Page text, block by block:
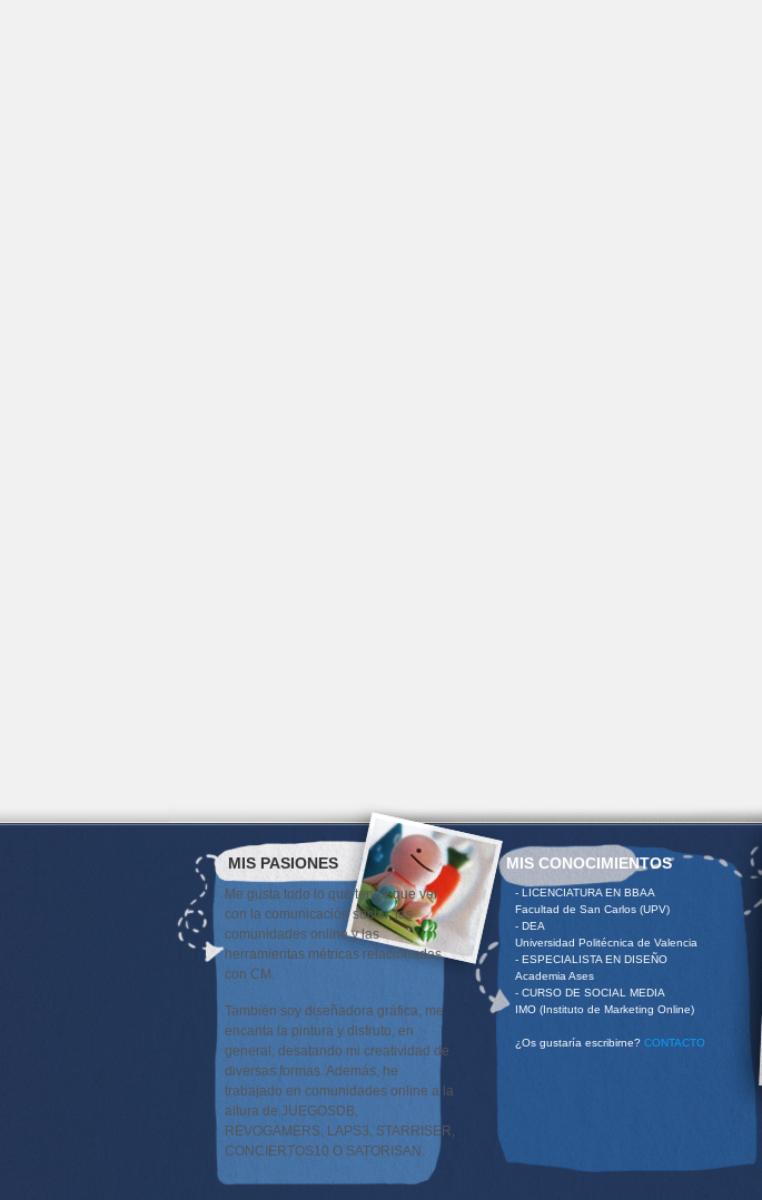
MIS PASIONES
Me gusta todo lo que tenga que ver
con la comunicación social, las
comunidades online y las
herramientas métricas relacionadas
con CM.
También soy diseñadora gráfica, me
encanta la pintura y disfruto, en
general, desatando mi creatividad de
diversas formas. Además, he
trabajado en comunidades online a la
altura de JUEGOSDB,
REVOGAMERS, LAPS3, STARRISER,
CONCIERTOS10 O SATORISAN.
MIS CONOCIMIENTOS
- LICENCIATURA EN BBAA
Facultad de San Carlos (UPV)
- DEA
Universidad Politécnica de Valencia
- ESPECIALISTA EN DISEÑO
Academia Ases
- CURSO DE SOCIAL MEDIA
IMO (Instituto de Marketing Online)
¿Os gustaría escribirne? CONTACTO